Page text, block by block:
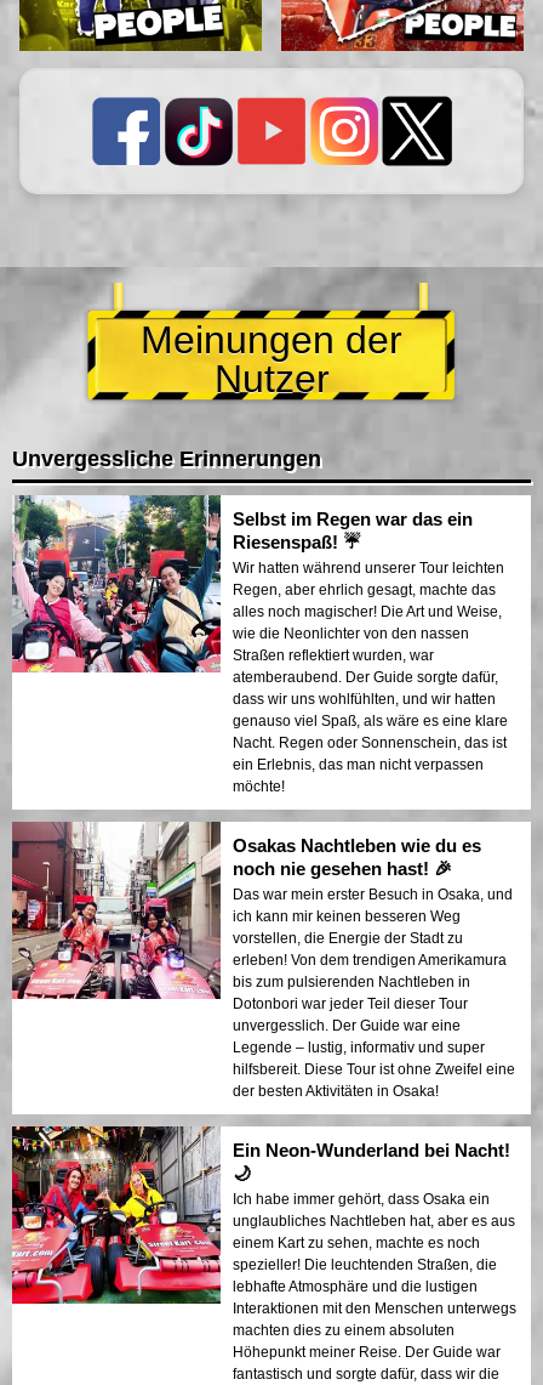
Meinungen der
Nutzer
Unvergessliche Erinnerungen
Selbst im Regen war das ein
Riesenspaß! ☔
Wir hatten während unserer Tour leichten
Regen, aber ehrlich gesagt, machte das
alles noch magischer! Die Art und Weise,
wie die Neonlichter von den nassen
Straßen reflektiert wurden, war
atemberaubend. Der Guide sorgte dafür,
dass wir uns wohlfühlten, und wir hatten
genauso viel Spaß, als wäre es eine klare
Nacht. Regen oder Sonnenschein, das ist
ein Erlebnis, das man nicht verpassen
möchte!
Osakas Nachtleben wie du es
noch nie gesehen hast! 🎉
Das war mein erster Besuch in Osaka, und
ich kann mir keinen besseren Weg
vorstellen, die Energie der Stadt zu
erleben! Von dem trendigen Amerikamura
bis zum pulsierenden Nachtleben in
Dotonbori war jeder Teil dieser Tour
unvergesslich. Der Guide war eine
Legende – lustig, informativ und super
hilfsbereit. Diese Tour ist ohne Zweifel eine
der besten Aktivitäten in Osaka!
Ein Neon-Wunderland bei Nacht!
🌙
Ich habe immer gehört, dass Osaka ein
unglaubliches Nachtleben hat, aber es aus
einem Kart zu sehen, machte es noch
spezieller! Die leuchtenden Straßen, die
lebhafte Atmosphäre und die lustigen
Interaktionen mit den Menschen unterwegs
machten dies zu einem absoluten
Höhepunkt meiner Reise. Der Guide war
fantastisch und sorgte dafür, dass wir die